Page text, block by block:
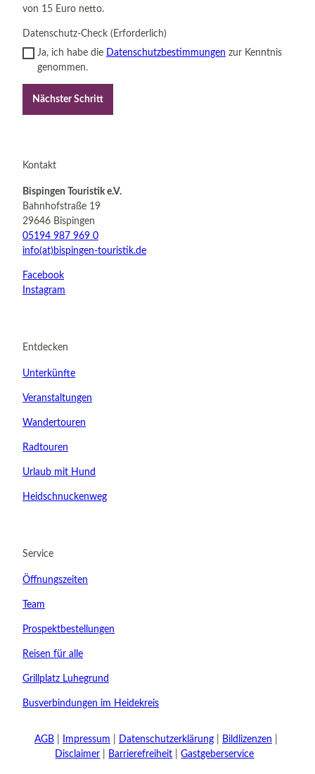
Kinder
von 15 Euro netto.
Datenschutz-Check (Erforderlich)
Ja, ich habe die
Datenschutzbestimmungen zur Kenntnis
genommen.
Nächster Schritt
Kontakt
Bispingen Touristik e.V.
Bahnhofstraße 19
29646 Bispingen
05194 987 969 0
info(at)bispingen-touristik.de
Facebook
Instagram
Entdecken
Unterkünfte
Veranstaltungen
Wandertouren
Radtouren
Urlaub mit Hund
Heidschnuckenweg
Service
Öffnungszeiten
Team
Prospektbestellungen
Reisen für alle
Grillplatz Luhegrund
Busverbindungen im Heidekreis
AGB Impressum Datenschutzerklärung
Bildlizenzen
Disclaimer
Barrierefreiheit Gastgeberservice